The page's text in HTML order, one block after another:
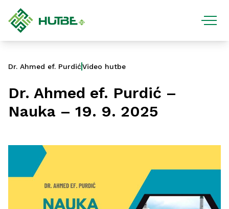
Dr. Ahmed ef. PurdićVideo hutbe
Dr. Ahmed ef. Purdić –
Nauka – 19. 9. 2025